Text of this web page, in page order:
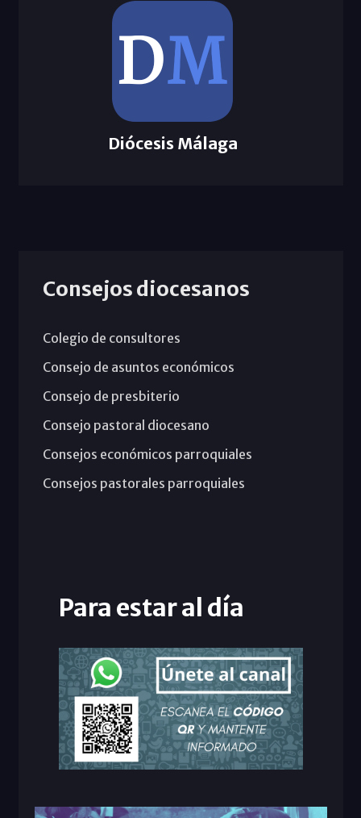
Diócesis Málaga
Consejos diocesanos
Colegio de consultores
Consejo de asuntos económicos
Consejo de presbiterio
Consejo pastoral diocesano
Consejos económicos parroquiales
Consejos pastorales parroquiales
Para estar al día